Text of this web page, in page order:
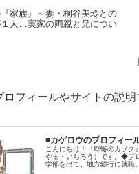
家族』～妻・桐谷美玲との
人…実家の両親と兄につい
フィールやサイトの説明
■カゲロウのプロフィー
こんにちは！『蜉蝣のカゾク
やま・いちろう）です。◆プ
学部を出て、地方銀行に就職